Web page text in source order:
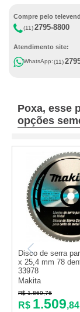
Compre pelo
(11)2795-8800
Atendimento site:
WhatsApp:(11)
Poxa, esse
opções
Disco de serra
x 25,4 mm 78
33978
Makita
R$ 1.869,76
R$ 1.509,84